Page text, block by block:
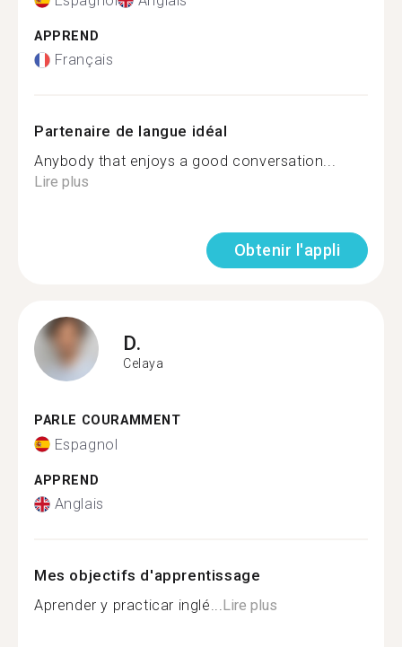
APPREND
Français
Partenaire de langue idéal
Anybody that enjoys a good conversation...
Lire plus
Obtenir l'appli
D.
Celaya
PARLE COURAMMENT
Espagnol
APPREND
Anglais
Mes objectifs d'apprentissage
Aprender y practicar inglé...Lire plus